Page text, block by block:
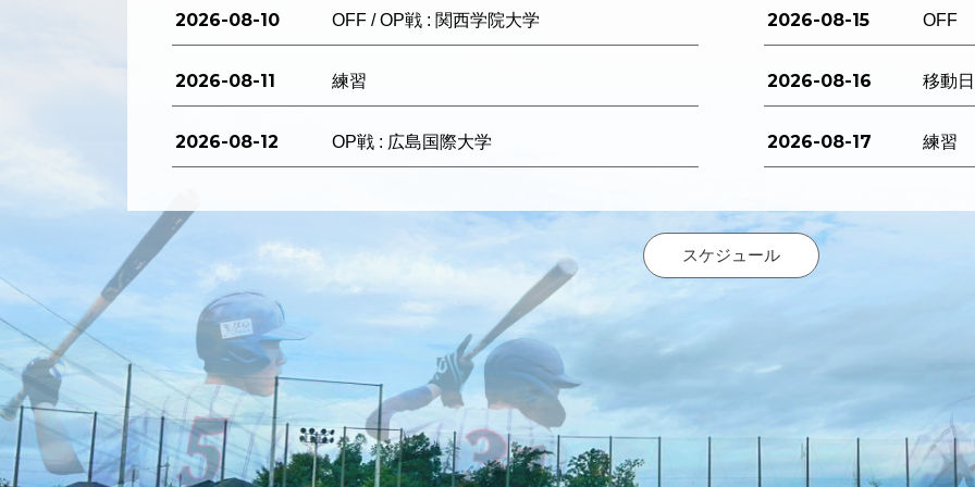
2026-08-10 OFF / OP戦 : 関西学院大学
2026-08-11 練習
2026-08-12 OP戦 : 広島国際大学
2026-08-15 OFF
2026-08-16 移動日
2026-08-17 練習
スケジュール